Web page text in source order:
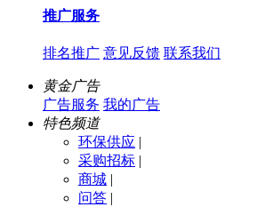
推广服务
排名推广 意见反馈 联系我们
黄金广告
广告服务 我的广告
特色频道
环保供应 |
采购招标 |
商城 |
问答 |